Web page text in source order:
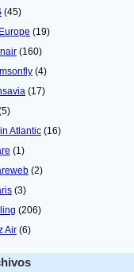
(45)
(19)
(160)
(4)
(17)
Atlantic (16)
(1)
(2)
(3)
(206)
Air (6)